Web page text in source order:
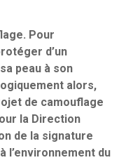
Pour
d’un
peau à son
alors,
de camouflage
la Direction
de la signature
l’environnement du